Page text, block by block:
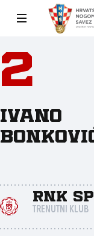
2
Ivano
RNK
TRENUTNI KLUB